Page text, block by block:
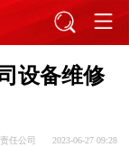
设备维修
任公司 2023-06-27 09:28